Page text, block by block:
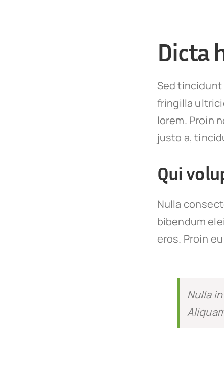
Dicta
Sed tincidunt
fringilla
lorem. Proin
justo a,
Qui
Nulla
bibendum
eros. Proin
Nulla